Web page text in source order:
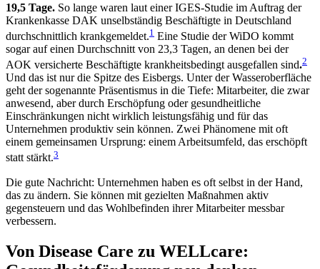
19,5 Tage. So lange waren laut einer IGES-Studie im Auftrag der
Krankenkasse DAK unselbständig Beschäftigte in Deutschland
durchschnittlich krankgemeldet.1 Eine Studie der WiDO kommt
sogar auf einen Durchschnitt von 23,3 Tagen, an denen bei der
AOK versicherte Beschäftigte krankheitsbedingt ausgefallen sind.2
Und das ist nur die Spitze des Eisbergs. Unter der Wasseroberfläche
geht der sogenannte Präsentismus in die Tiefe: Mitarbeiter, die zwar
anwesend, aber durch Erschöpfung oder gesundheitliche
Einschränkungen nicht wirklich leistungsfähig und für das
Unternehmen produktiv sein können. Zwei Phänomene mit oft
einem gemeinsamen Ursprung: einem Arbeitsumfeld, das erschöpft
statt stärkt.3
Die gute Nachricht: Unternehmen haben es oft selbst in der Hand,
das zu ändern. Sie können mit gezielten Maßnahmen aktiv
gegensteuern und das Wohlbefinden ihrer Mitarbeiter messbar
verbessern.
Von Disease Care zu WELLcare: